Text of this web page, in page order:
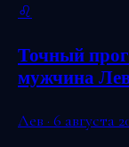
♌
Точный
мужчина
Лев · 6 августа